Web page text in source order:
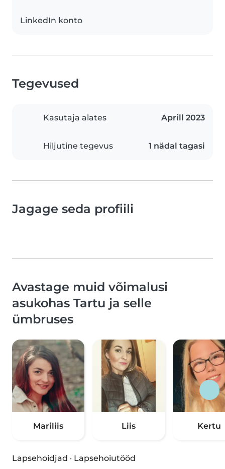
LinkedIn konto
Tegevused
Kasutaja alates Aprill 2023
Hiljutine tegevus 1 nädal tagasi
Jagage seda profiili
Avastage muid võimalusi
asukohas Tartu ja selle
ümbruses
Mariliis Liis Kertu
Lapsehoidjad · Lapsehoiutööd